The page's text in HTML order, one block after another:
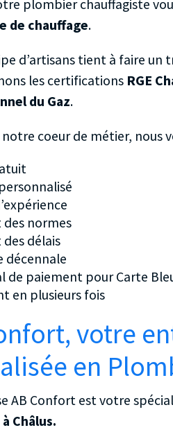
plombier chauffagiste
de chauffage.
d’artisans tient à faire un
les certifications RGE
du Gaz.
notre coeur de métier, nous
des normes
des délais
décennale
de paiement pour Carte
en plusieurs fois
votre
en
AB Confort est votre
Châlus.